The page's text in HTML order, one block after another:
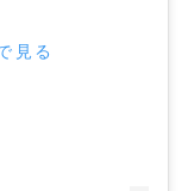
見る